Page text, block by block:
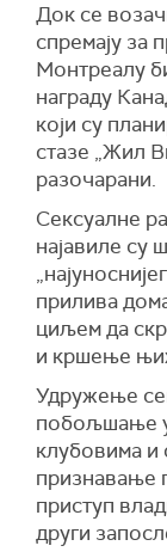
Док се
спремају за
Монтреалу
награду
који су
стазе „Жил
разочарани.
Сексуалне
најавиле су
прилива
циљем да
и кршење
Удружење
побољшање
клубовима и
признавање
приступ
други